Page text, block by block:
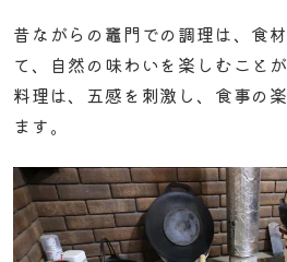
昔ながらの竈門での調理は、食
て、自然の味わいを楽しむこと
料理は、五感を刺激し、食事の
ます。